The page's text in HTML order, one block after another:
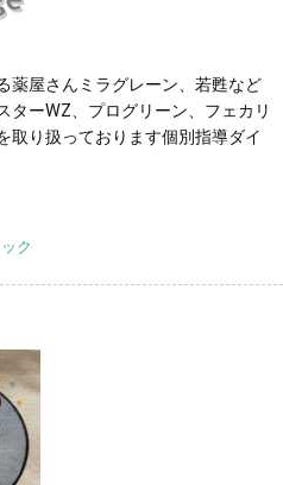
薬屋さんミラグレーン、若甦など
ターWZ、プログリーン、フェカリ
取り扱っております個別指導ダイ
ク